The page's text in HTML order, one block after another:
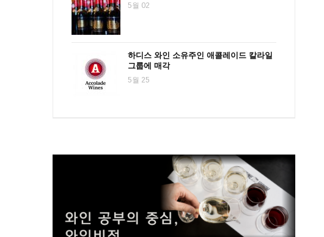
5월 02
하디스 와인 소유주인 애콜레이드 칼라일
그룹에 매각
5월 25